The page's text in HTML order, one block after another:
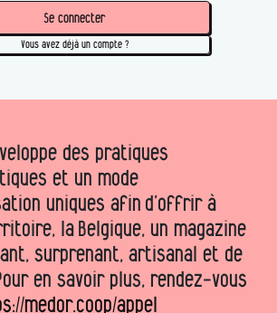
Se connecter
Vous avez déjà un compte ?
des pratiques
et un mode
uniques afin d’offrir à
la Belgique, un magazine
surprenant, artisanal et de
en savoir plus, rendez-vous
medor.coop/appel